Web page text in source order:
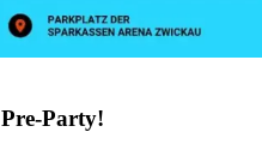
Party!